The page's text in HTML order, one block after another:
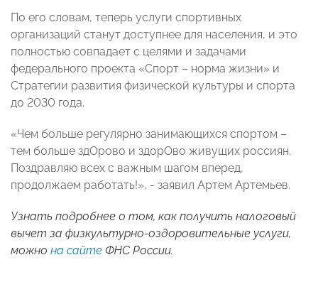
По его словам, теперь услуги спортивных
организаций станут доступнее для населения, и это
полностью совпадает с целями и задачами
федерального проекта «Спорт – норма жизни» и
Стратегии развития физической культуры и спорта
до 2030 года.
«Чем больше регулярно занимающихся спортом –
тем больше здОрово и здорОво живущих россиян.
Поздравляю всех с важным шагом вперед,
продолжаем работать!», - заявил Артем Артемьев.
Узнать подробнее о том, как получить налоговый
вычет за физкультурно-оздоровительные услуги,
можно на сайте ФНС России.